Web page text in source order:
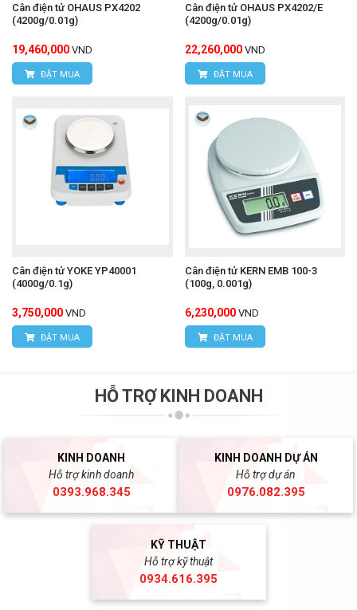
Cân điện tử OHAUS PX4202
(4200g/0.01g)
19,460,000 VND
ĐẶT MUA
Cân điện tử OHAUS PX4202/E
(4200g/0.01g)
22,260,000 VND
ĐẶT MUA
Cân điện tử YOKE YP40001
(4000g/0.1g)
3,750,000 VND
ĐẶT MUA
Cân điện tử KERN EMB 100-3
(100g, 0.001g)
6,230,000 VND
ĐẶT MUA
HỖ TRỢ KINH DOANH
KINH DOANH
Hỗ trợ kinh doanh
0393.968.345
KINH DOANH DỰ ÁN
Hỗ trợ dự án
0976.082.395
KỸ THUẬT
Hỗ trợ kỹ thuật
0934.616.395